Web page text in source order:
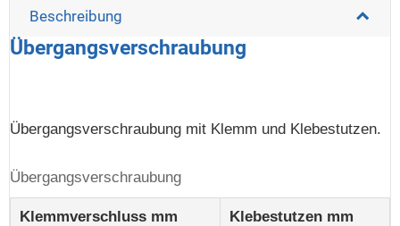
Beschreibung
Übergangsverschraubung
Übergangsverschraubung mit Klemm und Klebestutzen.
Übergangsverschraubung
Klemmverschluss mm Klebestutzen mm